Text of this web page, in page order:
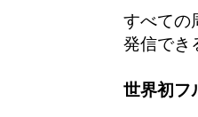
すべての
発信でき
世界初フ